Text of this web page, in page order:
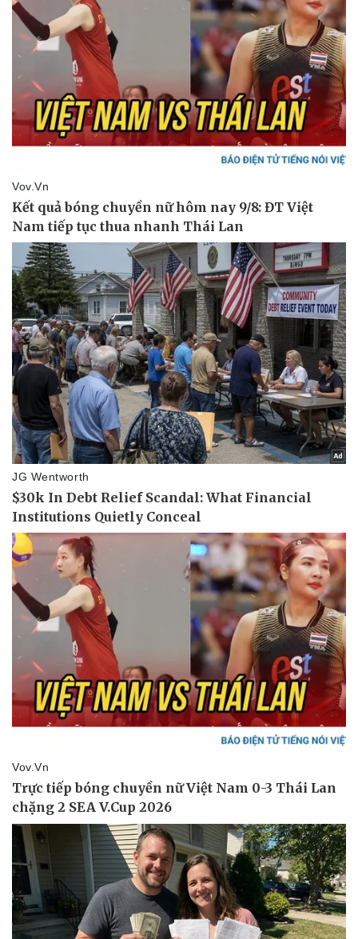
Pháp luật
Vụ án
Quân sự - Quốc phòng
Vũ khí
Việt Nam